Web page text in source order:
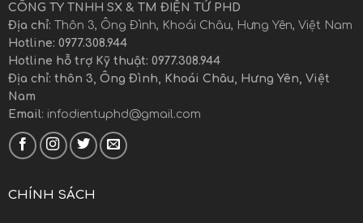
CÔNG TY TNHH SX & TM ĐIỆN TỬ PHD
Địa chỉ: Thôn 3, Ông Đình, Khoái Châu, Hưng Yên, Việt Nam
Hotline: 0977.308.944
Hotline hỗ trợ Kỹ thuật: 0977.308.944
Địa chỉ: thôn 3, Ông Đình, Khoái Châu, Hưng Yên, Việt
Nam
Email: infodientuphd@gmail.com
CHÍNH SÁCH